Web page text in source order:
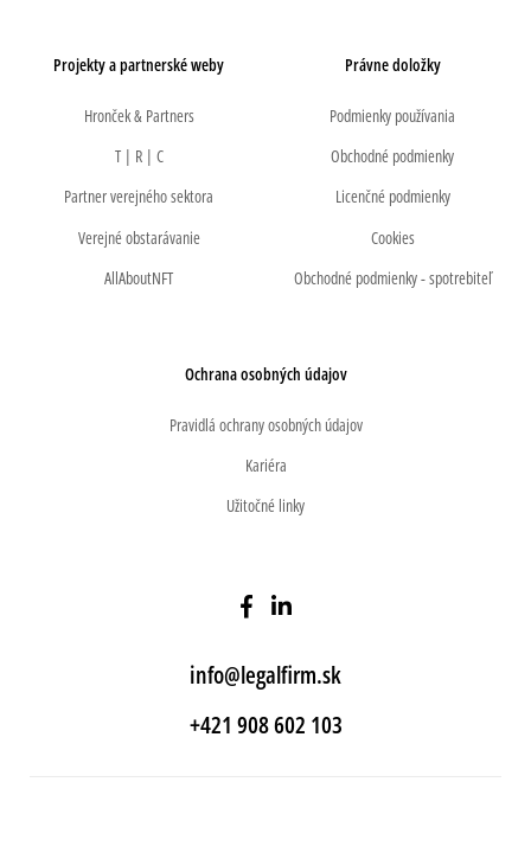
Projekty a partnerské weby
Hronček & Partners
T | R | C
Partner verejného sektora
Verejné obstarávanie
AllAboutNFT
Právne doložky
Podmienky používania
Obchodné podmienky
Licenčné podmienky
Cookies
Obchodné podmienky - spotrebiteľ
Ochrana osobných údajov
Pravidlá ochrany osobných údajov
Kariéra
Užitočné linky
info@legalfirm.sk
+421 908 602 103